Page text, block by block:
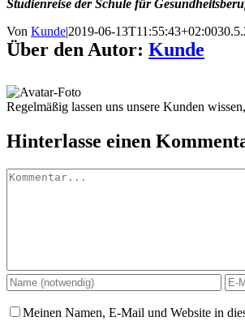
Studienreise der Schule für
Von Kunde|2019-06-13T11:55:43+02:00
Über den Autor: Kunde
Regelmäßig lassen uns unsere Kunden
Hinterlasse einen
Kommentar
Meinen Namen, E-Mail und Website in